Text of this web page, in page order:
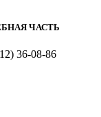
ЧАСТЬ
36-08-86